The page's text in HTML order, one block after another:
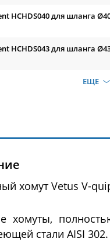
HCHDS040 для шланга
HCHDS043 для шланга
ЕЩЕ
хомут Vetus V-
хомуты,
стали AISI 302.